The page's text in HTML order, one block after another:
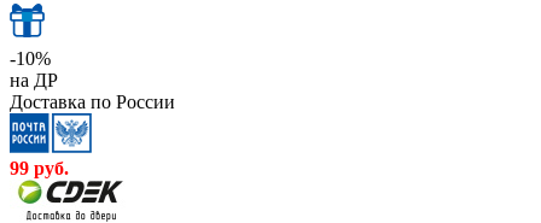
-10%
на ДР
Доставка по России
99 руб.